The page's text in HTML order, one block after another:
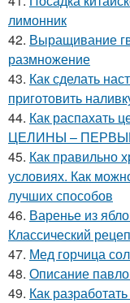
лимонник
42. Выращивание
размножение
43. Как сделать
приготовить
44. Как распахать
ЦЕЛИНЫ –
45. Как правильно
условиях. Как
лучших способов
46. Варенье из
Классический
47. Мед горчица
48. Описание
49. Как